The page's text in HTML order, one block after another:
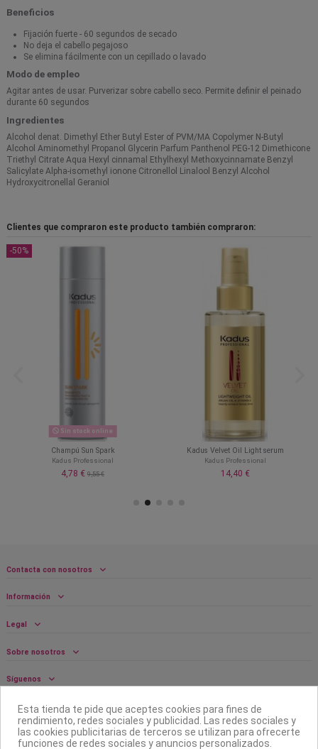
Beneficios
Fijación fuerte - 60 segundos de secado
No deja el cabello pegajoso
Se elimina fácilmente con un cepillado o lavado
Modo de empleo
Agitar antes de usar. Purverizar sobre cabello seco. Permite definir el peinado
durante 60 segundos
Ingredientes
Alcohol denat. Dimethyl Ether Butyl Ester of PVM/MA Copolymer N-Butyl
Alcohol Aminomethyl Propanol Glycerin Parfum Panthenol PEG-12 Dimethicone
Triethyl Citrate Aqua Hexyl cinnamal Ethylhexyl Methoxycinnamate Benzyl
Salicylate Alpha-isomethyl ionone Citronellol Linalool Benzyl Alcohol
Hydroxycitronellal Geraniol
Clientes que compraron este producto también compraron:
-50%
Sin stock online
Champú Sun Spark
Kadus Professional
4,78 € 9,55 €
Kadus Velvet Oil Light serum
Kadus Professional
14,40 €
Contacta con nosotros
Información
Legal
Sobre nosotros
Síguenos
Boletín
Esta tienda te pide que aceptes cookies para fines de
rendimiento, redes sociales y publicidad. Las redes sociales y
las cookies publicitarias de terceros se utilizan para ofrecerte
funciones de redes sociales y anuncios personalizados.